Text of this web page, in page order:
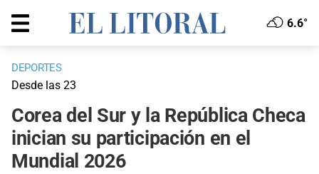
6.6°
DEPORTES
Desde las 23
Corea del Sur y la República Checa
inician su participación en el
Mundial 2026